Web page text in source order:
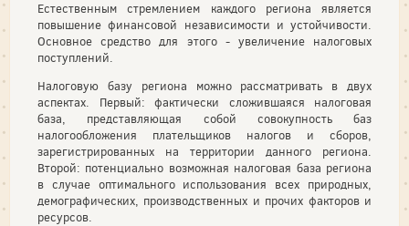
Естественным стремлением каждого региона является
повышение финансовой независимости и устойчивости.
Основное средство для этого - увеличение налоговых
поступлений.
Налоговую базу региона можно рассматривать в двух
аспектах. Первый: фактически сложившаяся налоговая
база, представляющая собой совокупность баз
налогообложения плательщиков налогов и сборов,
зарегистрированных на территории данного региона.
Второй: потенциально возможная налоговая база региона
в случае оптимального использования всех природных,
демографических, производственных и прочих факторов и
ресурсов.